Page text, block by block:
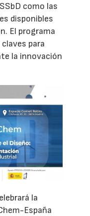
como las
disponibles
El programa
para
la innovación
la
España